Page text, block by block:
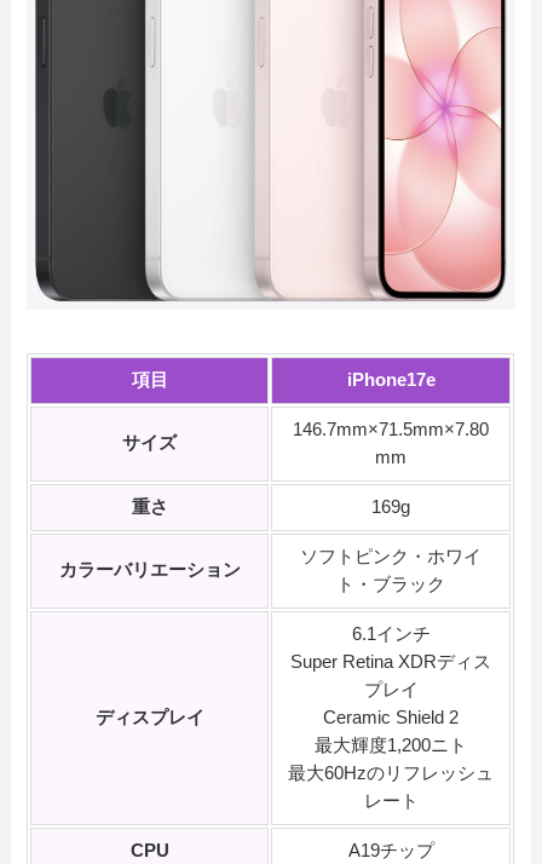
項目 iPhone17e
サイズ
146.7mm×71.5mm×7.80
mm
重さ 169g
カラーバリエーション
ソフトピンク・ホワイ
ト・ブラック
ディスプレイ
6.1インチ
Super Retina XDRディス
プレイ
Ceramic Shield 2
最大輝度1,200ニト
最大60Hzのリフレッシュ
レート
CPU A19チップ